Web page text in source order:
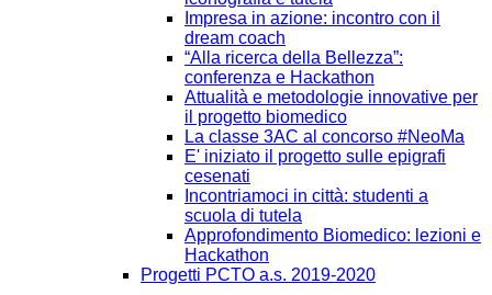
Impresa in azione: incontro con il
dream coach
“Alla ricerca della Bellezza”:
conferenza e Hackathon
Attualità e metodologie innovative per
il progetto biomedico
La classe 3AC al concorso #NeoMa
E' iniziato il progetto sulle epigrafi
cesenati
Incontriamoci in città: studenti a
scuola di tutela
Approfondimento Biomedico: lezioni e
Hackathon
Progetti PCTO a.s. 2019-2020